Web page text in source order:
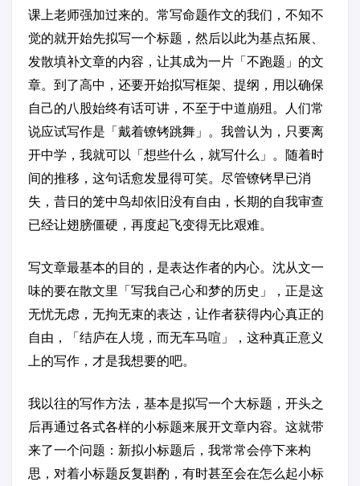
课上老师强加过来的。常写命题作文的我们，不知不
觉的就开始先拟写一个标题，然后以此为基点拓展、
发散填补文章的内容，让其成为一片「不跑题」的文
章。到了高中，还要开始拟写框架、提纲，用以确保
自己的八股始终有话可讲，不至于中道崩殂。人们常
说应试写作是「戴着镣铐跳舞」。我曾认为，只要离
开中学，我就可以「想些什么，就写什么」。随着时
间的推移，这句话愈发显得可笑。尽管镣铐早已消
失，昔日的笼中鸟却依旧没有自由，长期的自我审查
已经让翅膀僵硬，再度起飞变得无比艰难。
写文章最基本的目的，是表达作者的内心。沈从文一
味的要在散文里「写我自己心和梦的历史」，正是这
无忧无虑，无拘无束的表达，让作者获得内心真正的
自由，「结庐在人境，而无车马喧」，这种真正意义
上的写作，才是我想要的吧。
我以往的写作方法，基本是拟写一个大标题，开头之
后再通过各式各样的小标题来展开文章内容。这就带
来了一个问题：新拟小标题后，我常常会停下来构
思，对着小标题反复斟酌，有时甚至会在怎么起小标